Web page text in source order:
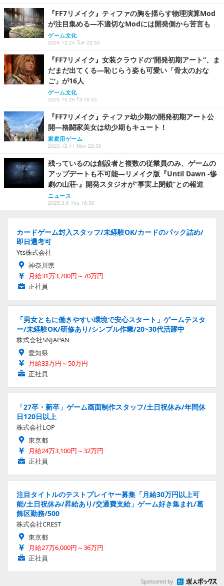
『FF7リメイク』ティファの胸を揺らす物理演算Mod
が注目集める―不適切なModには開発側から苦言も
ゲーム文化
2024.12.24 Tue 22:33
『FF7リメイク』女装クラウドの“開発初期アート”、ま
だまだ出てくる―恥じらう姿も可愛い「骨太のおな
ご」が16人
ゲーム文化
2024.10.25 Fri 16:42
『FF7リメイク』ティファ幼少期の開発初期アート公
開―格闘家美女は幼少期もキュート！
家庭用ゲーム
2023.12.11 Mon 22:30
残っているのは創設者と複数の従業員のみ、ゲームの
アップデートも不可能―リメイク版『Until Dawn -惨
劇の山荘-』開発スタジオが“事実上閉鎖”との報道
ニュース
2025.3.6 Thu 18:30
カードゲーム封入スタッフ/未経験OK/カードのパック詰め/
即日選考可
Yts株式会社
神奈川県
月給31万3,700円～70万円
正社員
「男女ともに働きやすい環境で安心スタート」ゲームテスタ
ー/未経験OK/研修あり/シンプル作業/20~30代活躍中
株式会社SNJAPAN
愛知県
月給33万円～50万円
正社員
「27卒・新卒」ゲーム画面制作スタッフ/土日祝休み/年間休
日120日以上
株式会社LOP
東京都
月給24万3,100円～32万円
正社員
注目タイトルのテストプレイヤー募集「月給30万円以上可
能/土日祝休み/昇給あり/交通費支給」ゲーム好き集まれ/葛
飾区勤務/500
株式会社CREST
東京都
月給27万6,000円～36万円
正社員
Sponsored by